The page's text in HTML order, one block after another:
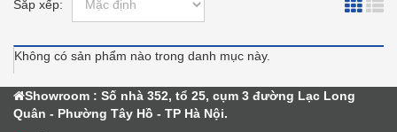
Sắp xếp:
Không có sản phẩm nào trong danh mục này.
Showroom : Số nhà 352, tổ 25, cụm 3 đường Lạc Long
Quân - Phường Tây Hồ - TP Hà Nội.